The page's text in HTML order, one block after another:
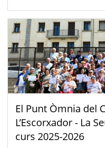
El Punt Òmnia del
L’Escorxador - La
curs 2025-2026